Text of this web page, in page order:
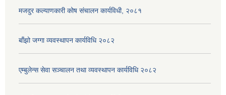
मजदुर कल्याणकारी कोष संचालन कार्यविधी, २०८१
बाँझो जग्गा व्यवस्थापन कार्यविधि २०८२
एम्बुलेन्स सेवा सञ्चालन तथा व्यवस्थापन कार्यविधि २०८२